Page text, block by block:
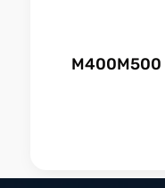
מברשת אקטיבית לרובוט M400M500